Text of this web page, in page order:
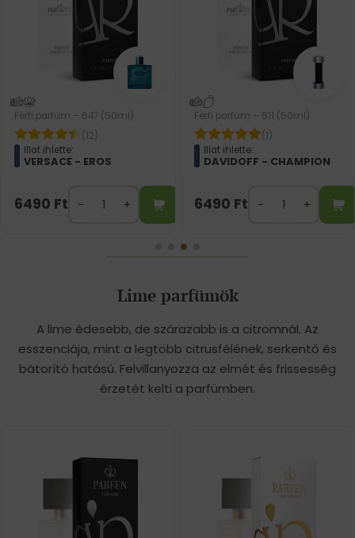
Férfi parfüm – 647 (50ml)
(12)
Illat ihlette:
VERSACE - EROS
6490 Ft
Férfi parfüm – 611 (50ml)
(1)
Illat ihlette:
DAVIDOFF - CHAMPION
6490 Ft
Lime parfümök
A lime édesebb, de szárazabb is a citromnál. Az
esszenciája, mint a legtöbb citrusfélének, serkentő és
bátorító hatású. Felvillanyozza az elmét és frissesség
érzetét kelti a parfümben.